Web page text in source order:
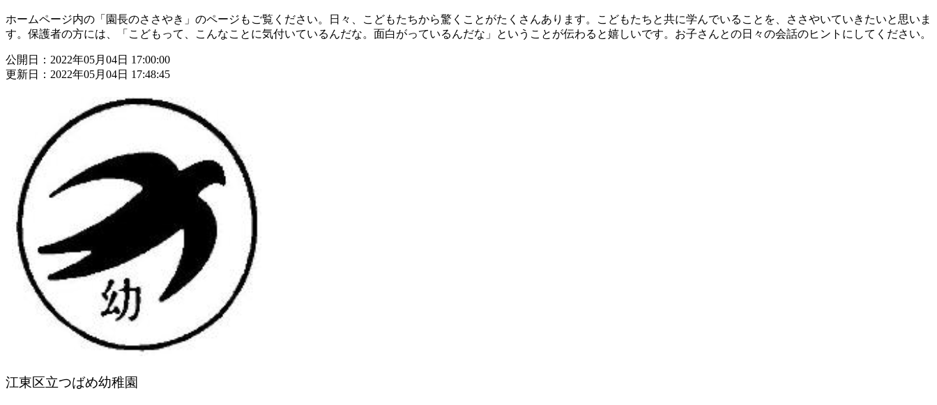
ホームページ内の「園長のささやき」のページもご覧ください。日々、こどもたちから驚くことがたくさんあります。こどもたちと共に学んでいることを、ささやいていきたいと思いま
す。保護者の方には、「こどもって、こんなことに気付いているんだな。面白がっているんだな」ということが伝わると嬉しいです。お子さんとの日々の会話のヒントにしてください。
公開日：2022年05月04日 17:00:00
更新日：2022年05月04日 17:48:45
江東区立つばめ幼稚園